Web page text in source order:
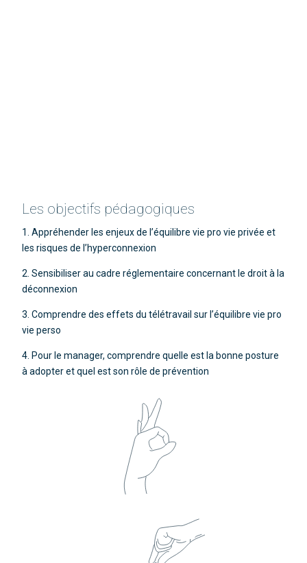
Les objectifs pédagogiques
1. Appréhender les enjeuxde l’équilibre vie pro vie privée et
les risques de l’hyperconnexion
2. Sensibiliser au cadre réglementaire concernant le droit à la
déconnexion
3. Comprendre des effets du télétravail sur l’équilibre vie pro
vie perso
4. Pour le manager, comprendre quelle est la bonne posture
à adopter et quel est son rôle de prévention